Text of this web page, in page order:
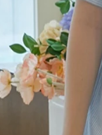
dab, 이 상품은 어떠